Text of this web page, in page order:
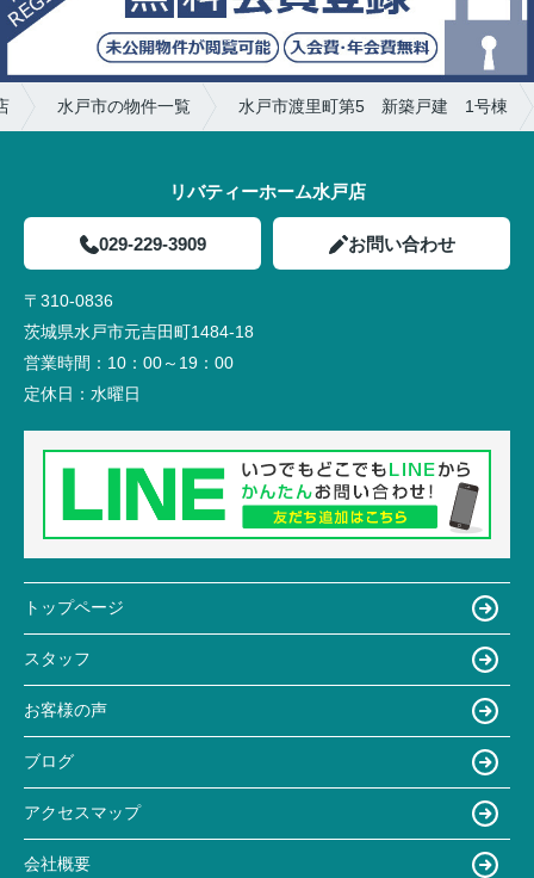
水戸市の物件一覧 水戸市渡里町第5 新築戸建 1号棟
リバティーホーム水戸店
029-229-3909 お問い合わせ
〒310-0836
茨城県水戸市元吉田町1484-18
営業時間： 10：00～19：00
定休日： 水曜日
トップページ
スタッフ
お客様の声
ブログ
アクセスマップ
会社概要